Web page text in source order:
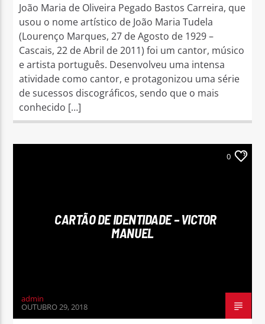
João Maria de Oliveira Pegado Bastos Carreira, que
usou o nome artístico de João Maria Tudela
(Lourenço Marques, 27 de Agosto de 1929 –
Cascais, 22 de Abril de 2011) foi um cantor, músico
e artista português. Desenvolveu uma intensa
atividade como cantor, e protagonizou uma série
de sucessos discográficos, sendo que o mais
conhecido […]
0
CARTÃO DE IDENTIDADE – VICTOR
MANUEL
admin
OUTUBRO 29, 2018